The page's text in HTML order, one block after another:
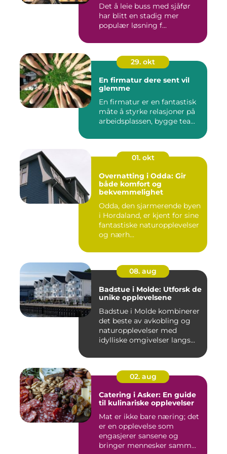
Det å leie buss med sjåfør
har blitt en stadig mer
populær løsning f...
29. okt
En firmatur dere sent vil
glemme
En firmatur er en fantastisk
måte å styrke relasjoner på
arbeidsplassen, bygge tea...
01. okt
Overnatting i Odda: Gir
både komfort og
bekvemmelighet
Odda, den sjarmerende byen
i Hordaland, er kjent for sine
fantastiske naturopplevelser
og nærh...
08. aug
Badstue i Molde: Utforsk de
unike opplevelsene
Badstue i Molde kombinerer
det beste av avkobling og
naturopplevelser med
idylliske omgivelser langs...
02. aug
Catering i Asker: En guide
til kulinariske opplevelser
Mat er ikke bare næring; det
er en opplevelse som
engasjerer sansene og
bringer mennesker samm...